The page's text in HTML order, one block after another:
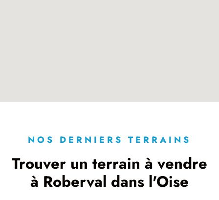
NOS DERNIERS TERRAINS
Trouver un terrain à vendre
à Roberval dans l'Oise